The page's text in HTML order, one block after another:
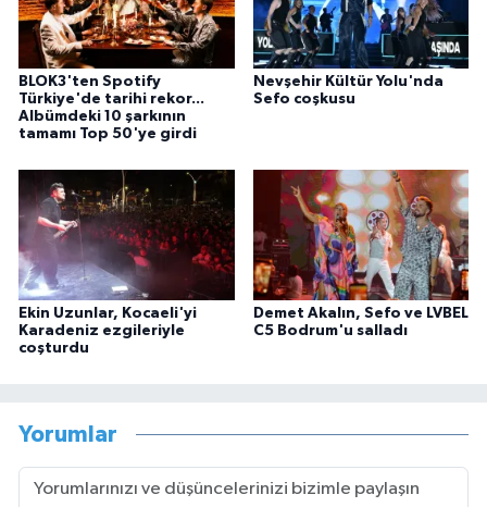
BLOK3'ten Spotify
Türkiye'de tarihi rekor...
Albümdeki 10 şarkının
tamamı Top 50'ye girdi
Nevşehir Kültür Yolu'nda
Sefo coşkusu
Ekin Uzunlar, Kocaeli'yi
Karadeniz ezgileriyle
coşturdu
Demet Akalın, Sefo ve LVBEL
C5 Bodrum'u salladı
Yorumlar